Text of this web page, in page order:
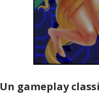
Un gameplay